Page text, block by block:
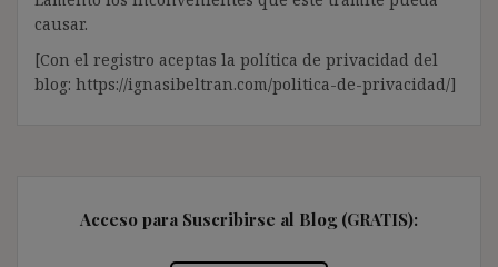
causar.
[Con el registro aceptas la política de privacidad del
blog: https://ignasibeltran.com/politica-de-privacidad/]
Acceso para Suscribirse al Blog (GRATIS):